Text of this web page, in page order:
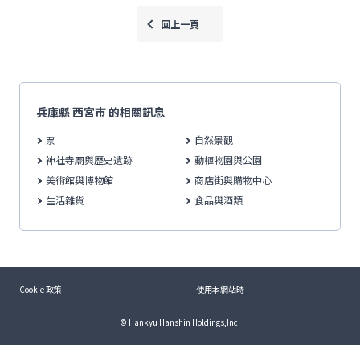
回上一頁
兵庫縣 西宮市 的相關訊息
票
自然景觀
神社寺廟與歷史遺跡
動植物園與公園
美術館與博物館
商店街與購物中心
生活雜貨
食品與酒類
Cookie 政策 使用本網站時
© Hankyu Hanshin Holdings,Inc.